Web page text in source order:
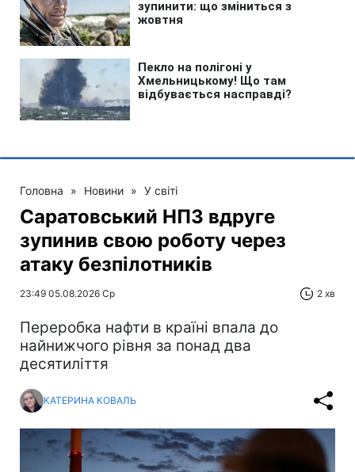
Головна » Новини » У світі
Саратовський НПЗ вдруге
зупинив свою роботу через
атаку безпілотників
23:49 05.08.2026 Ср 2 хв
Переробка нафти в країні впала до
найнижчого рівня за понад два
десятиліття
КАТЕРИНА КОВАЛЬ